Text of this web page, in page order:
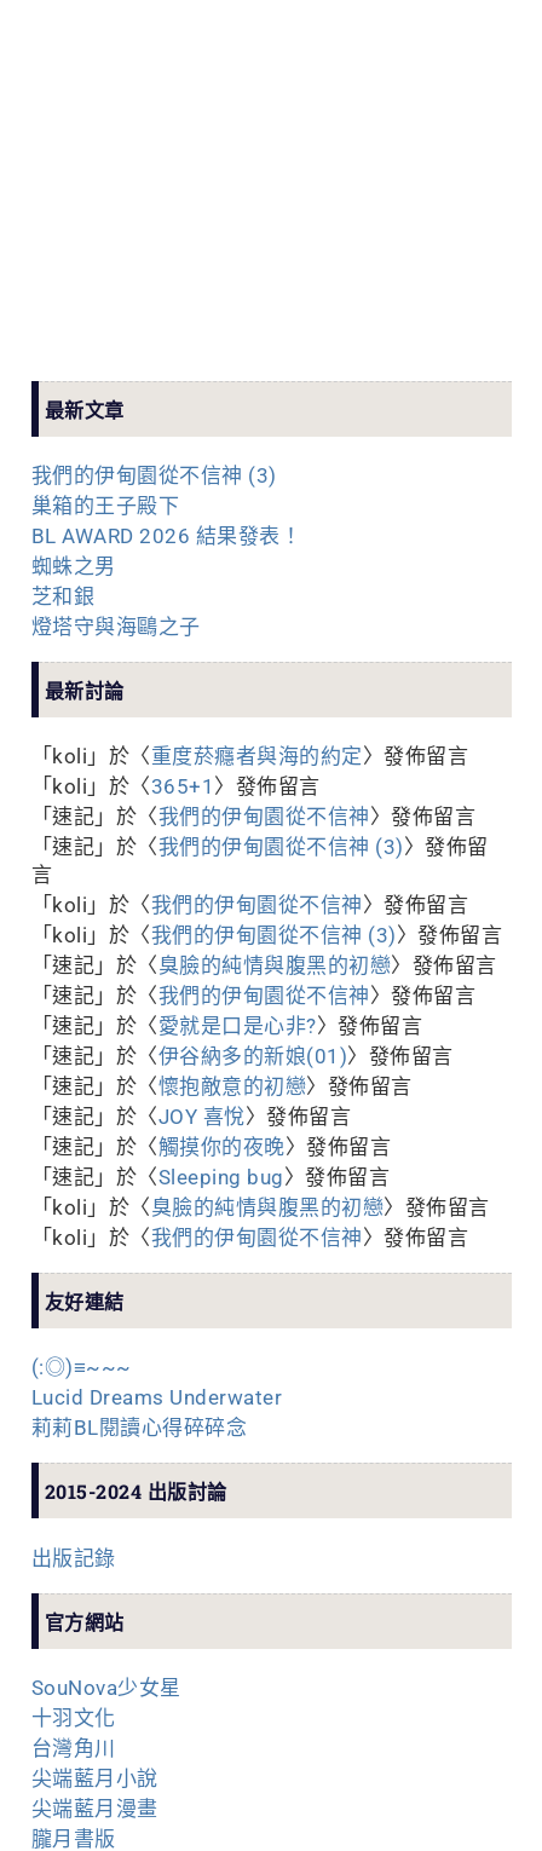
最新文章
我們的伊甸園從不信神 (3)
巢箱的王子殿下
BL AWARD 2026 結果發表！
蜘蛛之男
芝和銀
燈塔守與海鷗之子
最新討論
「 koli 」於〈重度菸癮者與海的約定〉發佈留言
「 koli 」於〈365+1 〉發佈留言
「 速記 」於〈我們的伊甸園從不信神〉發佈留言
「 速記 」於〈我們的伊甸園從不信神 (3)〉發佈留
言
「 koli 」於〈我們的伊甸園從不信神〉發佈留言
「 koli 」於〈我們的伊甸園從不信神 (3)〉發佈留言
「 速記 」於〈臭臉的純情與腹黑的初戀〉發佈留言
「 速記 」於〈我們的伊甸園從不信神〉發佈留言
「 速記 」於〈愛就是口是心非?〉發佈留言
「 速記 」於〈伊谷納多的新娘(01)〉發佈留言
「 速記 」於〈懷抱敵意的初戀〉發佈留言
「 速記 」於〈JOY 喜悅〉發佈留言
「 速記 」於〈觸摸你的夜晚〉發佈留言
「 速記 」於〈Sleeping bug〉發佈留言
「 koli 」於〈臭臉的純情與腹黑的初戀〉發佈留言
「 koli 」於〈我們的伊甸園從不信神〉發佈留言
友好連結
(:◎)≡~~~
Lucid Dreams Underwater
莉莉BL閱讀心得碎碎念
2015-2024 出版討論
出版記錄
官方網站
SouNova少女星
十羽文化
台灣角川
尖端藍月小說
尖端藍月漫畫
朧月書版